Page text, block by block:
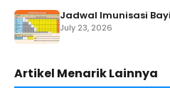
Jadwal Imunisasi
July 23, 2026
Artikel Menarik Lainnya